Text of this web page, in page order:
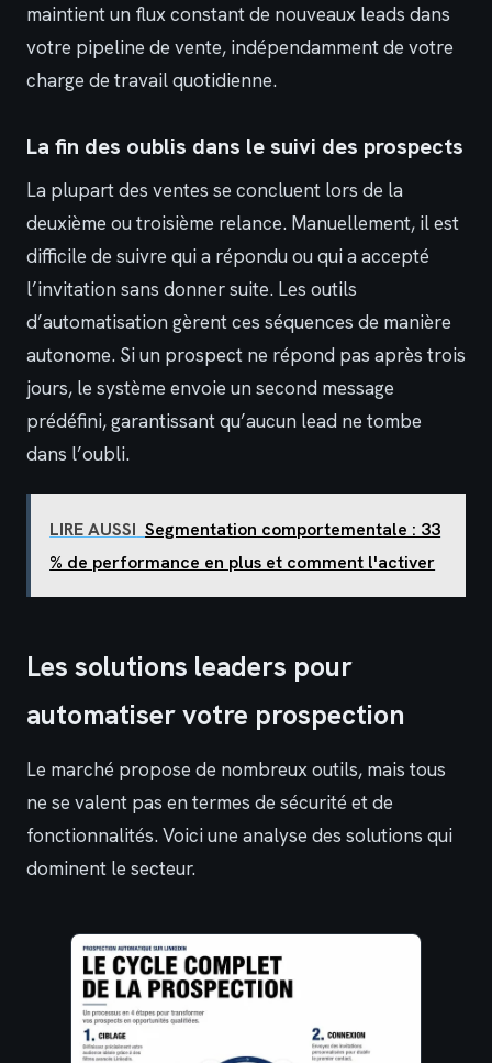
maintient un flux constant de nouveaux leads dans
votre pipeline de vente, indépendamment de votre
charge de travail quotidienne.
La fin des oublis dans le suivi des prospects
La plupart des ventes se concluent lors de la
deuxième ou troisième relance. Manuellement, il est
difficile de suivre qui a répondu ou qui a accepté
l’invitation sans donner suite. Les outils
d’automatisation gèrent ces séquences de manière
autonome. Si un prospect ne répond pas après trois
jours, le système envoie un second message
prédéfini, garantissant qu’aucun lead ne tombe
dans l’oubli.
LIRE AUSSI Segmentation comportementale : 33
% de performance en plus et comment l'activer
Les solutions leaders pour
automatiser votre prospection
Le marché propose de nombreux outils, mais tous
ne se valent pas en termes de sécurité et de
fonctionnalités. Voici une analyse des solutions qui
dominent le secteur.